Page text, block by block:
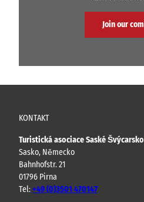
Join our
KONTAKT
Turistická asociace Saské Švýcarsko
Sasko, Německo
Bahnhofstr. 21
01796 Pirna
Tel:+49 (0)3501 470147